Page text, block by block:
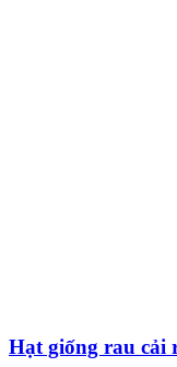
Hạt giống rau cải